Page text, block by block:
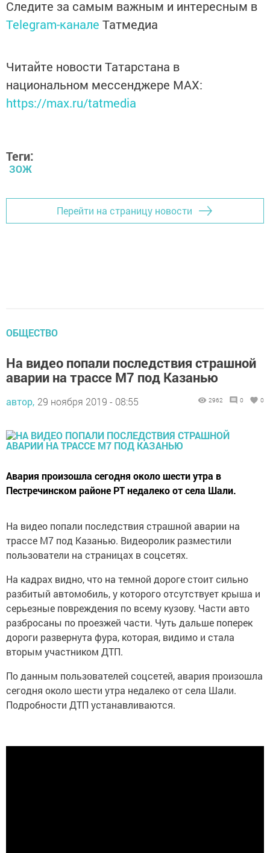
Следите за самым важным и интересным в
Telegram-канале Татмедиа
Читайте новости Татарстана в
национальном мессенджере MАХ:
https://max.ru/tatmedia
Теги:
ЗОЖ
Перейти на страницу новости
ОБЩЕСТВО
На видео попали последствия страшной
аварии на трассе М7 под Казанью
автор, 29 ноября 2019 - 08:55 2962 0 0
Авария произошла сегодня около шести утра в
Пестречинском районе РТ недалеко от села Шали.
На видео попали последствия страшной аварии на
трассе М7 под Казанью. Видеоролик разместили
пользователи на страницах в соцсетях.
На кадрах видно, что на темной дороге стоит сильно
разбитый автомобиль, у которого отсутствует крыша и
серьезные повреждения по всему кузову. Части авто
разбросаны по проезжей части. Чуть дальше поперек
дороги развернута фура, которая, видимо и стала
вторым участником ДТП.
По данным пользователей соцсетей, авария произошла
сегодня около шести утра недалеко от села Шали.
Подробности ДТП устанавливаются.